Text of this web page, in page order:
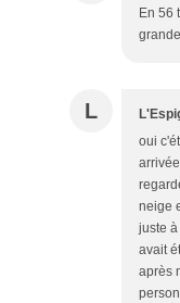
En 56
L
oui
neige
juste
avait
après